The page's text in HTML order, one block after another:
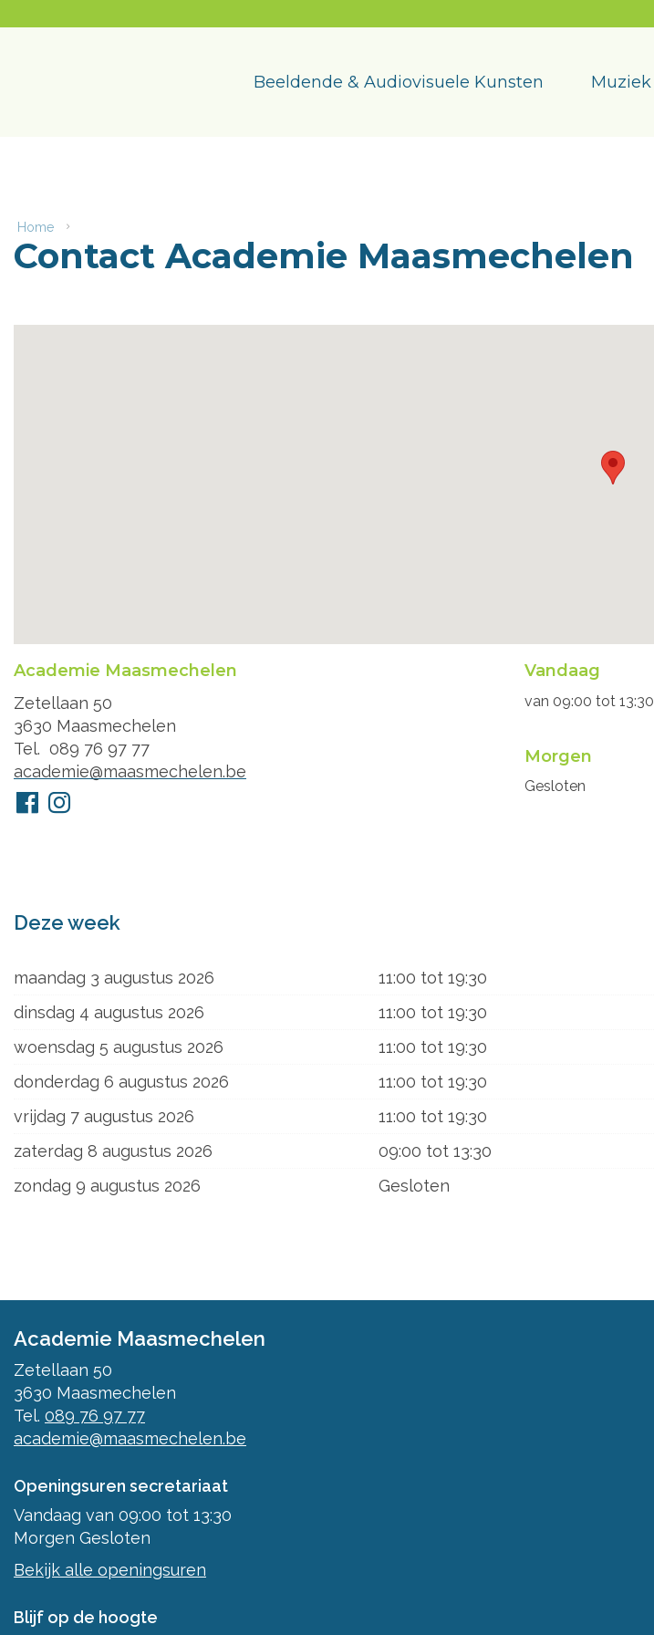
content
Beeldende & Audiovisuele Kunsten Muziek
Home
Academie
Maasmechelen
Contact Academie Maasmechelen
Academie Maasmechelen
Adres
Zetellaan 50
3630 Maasmechelen
Tel.
089 76 97 77
E-
mail
academie@maasmechelen.be
Volg
ons
FacebookInstagram
Openingsuren
Vandaag
van 09:00 tot 13:30
Morgen
Gesloten
Deze week
maandag 3 augustus 2026 11:00 tot 19:30
dinsdag 4 augustus 2026
11:00 tot 19:30
woensdag 5 augustus 2026
11:00 tot 19:30
donderdag 6 augustus 2026
11:00 tot 19:30
vrijdag 7 augustus 2026
11:00 tot 19:30
zaterdag 8 augustus 2026
09:00 tot 13:30
zondag 9 augustus 2026
Gesloten
Academie Maasmechelen
Zetellaan 50
3630 Maasmechelen
Tel. 089 76 97 77
academie@maasmechelen.be
Openingsuren secretariaat
Vandaag van 09:00 tot 13:30
Morgen Gesloten
Bekijk alle openingsuren
Blijf op de hoogte